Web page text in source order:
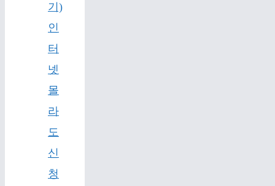
기)
인
터
넷
몰
라
도
신
청